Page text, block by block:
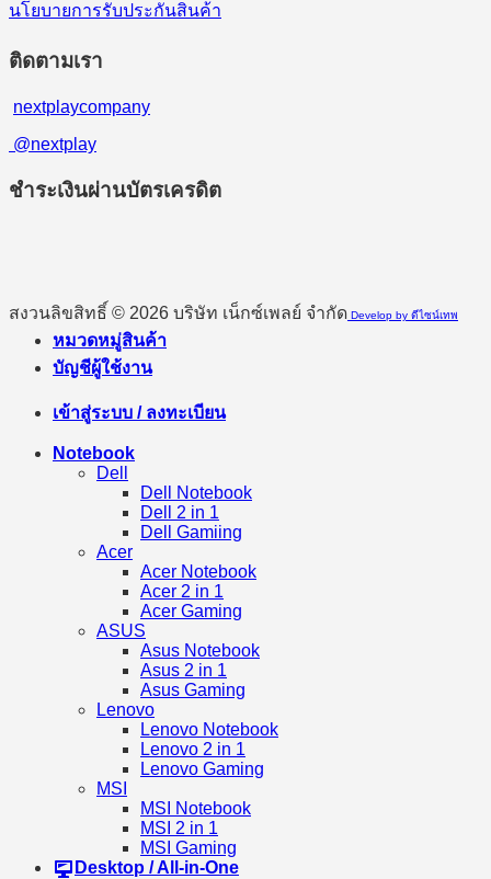
นโยบายการรับประกันสินค้า
ติดตามเรา
nextplaycompany
@nextplay
ชำระเงินผ่านบัตรเครดิต
สงวนลิขสิทธิ์ © 2026 บริษัท เน็กซ์เพลย์ จำกัด Develop by ดีไซน์เทพ
หมวดหมู่สินค้า
บัญชีผู้ใช้งาน
เข้าสู่ระบบ / ลงทะเบียน
Notebook
Dell
Dell Notebook
Dell 2 in 1
Dell Gamiing
Acer
Acer Notebook
Acer 2 in 1
Acer Gaming
ASUS
Asus Notebook
Asus 2 in 1
Asus Gaming
Lenovo
Lenovo Notebook
Lenovo 2 in 1
Lenovo Gaming
MSI
MSI Notebook
MSI 2 in 1
MSI Gaming
Desktop / All-in-One